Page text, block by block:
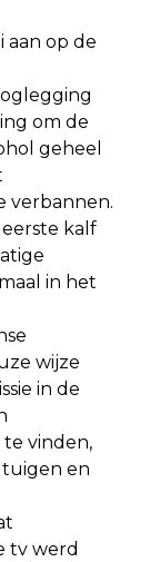
aan op de
om de
geheel
verbannen.
kalf
in het
wijze
in de
vinden,
en
tv werd